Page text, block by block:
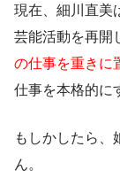
現在、細川直美
芸能活動を再開
の仕事を重きに
仕事を本格的に
もしかしたら、
ん。